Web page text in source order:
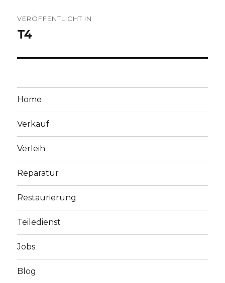
VERÖFFENTLICHT IN
T4
Home
Verkauf
Verleih
Reparatur
Restaurierung
Teiledienst
Jobs
Blog